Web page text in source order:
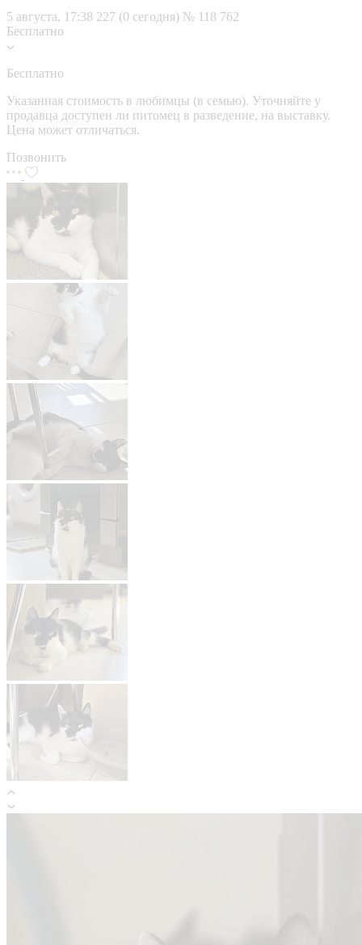
5 августа, 17:38 227 (0 сегодня) № 118 762
Бесплатно
Бесплатно
Указанная стоимость в любимцы (в семью). Уточняйте у
продавца доступен ли питомец в разведение, на выставку.
Цена может отличаться.
Позвонить